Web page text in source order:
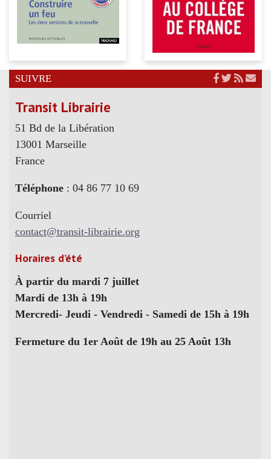
SUIVRE
Transit Librairie
51 Bd de la Libération
13001 Marseille
France
Téléphone : 04 86 77 10 69
Courriel
contact@transit-librairie.org
Horaires d’été
À partir du mardi 7 juillet
Mardi de 13h à 19h
Mercredi- Jeudi - Vendredi - Samedi de 15h à 19h
Fermeture du 1er Août de 19h au 25 Août 13h